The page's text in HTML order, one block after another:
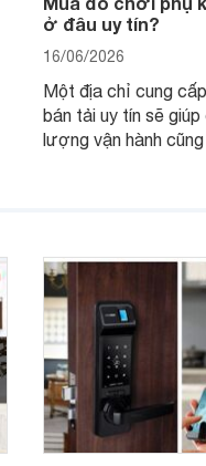
ở đâu uy tín?
16/06/2026
Một địa chỉ cung
bán tải uy tín sẽ
lượng vận hành